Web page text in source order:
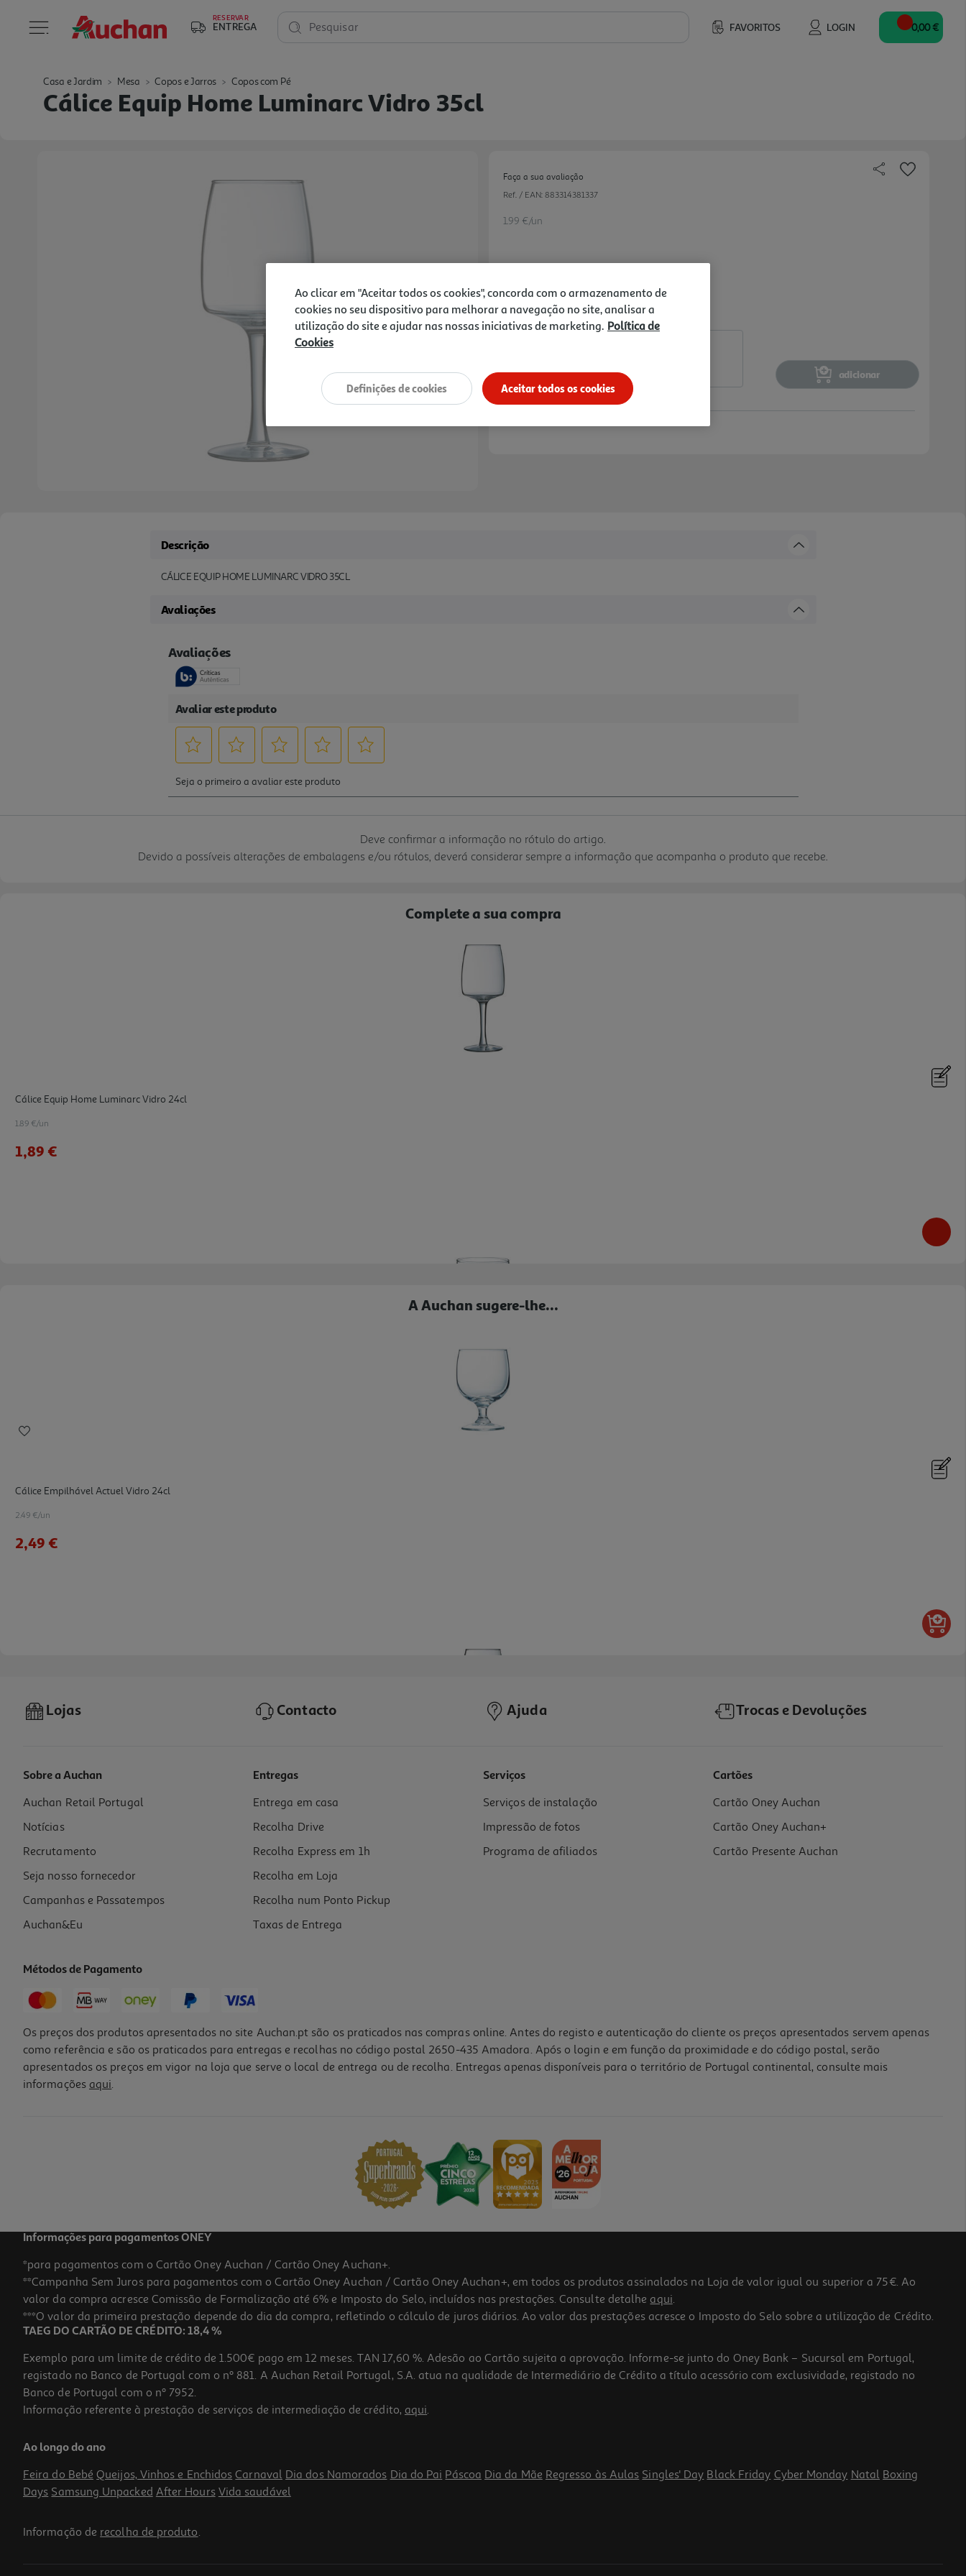
RESERVAR
ENTREGA FAVORITOS LOGIN
Pesquisar 0,00 €
Casa e Jardim Mesa Copos e Jarros Copos com Pé
Cálice Equip Home Luminarc Vidro 35cl
Faça a sua avaliação
Ref. / EAN: 883314381337
1.99 €/un
1,99 €
Notas de preparação
adicionar
Descrição
CÁLICE EQUIP HOME LUMINARC VIDRO 35CL
Avaliações
Deve confirmar a informação no rótulo do artigo.
Devido a possíveis alterações de embalagens e/ou rótulos, deverá considerar sempre a informação que acompanha o produto que recebe.
Complete a sua compra
Cálice Equip Home Luminarc Vidro 24cl
1.89 €/un
1,89 €
1.99 €/un
1,89 €
Flute Equip Home Luminarc Vidro 17cl
1,99 €
A Auchan sugere-lhe...
Cálice Empilhável Actuel Vidro 24cl
2.49 €/un
2,49 €
Cálice Equip Home Luminarc Vidro 24cl
1.89 €/un
1,89 €
1.69 €/un
1,69 €
Lojas Contacto Ajuda Trocas e Devoluções
Sobre a Auchan
Auchan Retail Portugal
Notícias
Recrutamento
Seja nosso fornecedor
Campanhas e Passatempos
Auchan&Eu
Entregas
Entrega em casa
Recolha Drive
Recolha Express em 1h
Recolha em Loja
Recolha num Ponto Pickup
Taxas de Entrega
Serviços
Serviços de instalação
Impressão de fotos
Programa de afiliados
Cartões
Cartão Oney Auchan
Cartão Oney Auchan+
Cartão Presente Auchan
Métodos de Pagamento
Os preços dos produtos apresentados no site Auchan.pt são os praticados nas compras online. Antes do registo e autenticação do cliente os preços apresentados servem apenas
como referência e são os praticados para entregas e recolhas no código postal 2650-435 Amadora. Após o login e em função da proximidade e do código postal, serão
apresentados os preços em vigor na loja que serve o local de entrega ou de recolha. Entregas apenas disponíveis para o território de Portugal continental, consulte mais
informações aqui.
Informações para pagamentos ONEY
*para pagamentos com o Cartão Oney Auchan / Cartão Oney Auchan+.
**Campanha Sem Juros para pagamentos com o Cartão Oney Auchan / Cartão Oney Auchan+, em todos os produtos assinalados na Loja de valor igual ou superior a 75€. Ao
valor da compra acresce Comissão de Formalização até 6% e Imposto do Selo, incluídos nas prestações. Consulte detalhe aqui.
***O valor da primeira prestação depende do dia da compra, refletindo o cálculo de juros diários. Ao valor das prestações acresce o Imposto do Selo sobre a utilização de Crédito.
TAEG DO CARTÃO DE CRÉDITO: 18,4 %
Exemplo para um limite de crédito de 1.500€ pago em 12 meses. TAN 17,60 %. Adesão ao Cartão sujeita a aprovação. Informe-se junto do Oney Bank – Sucursal em Portugal,
registado no Banco de Portugal com o nº 881. A Auchan Retail Portugal, S.A. atua na qualidade de Intermediário de Crédito a título acessório com exclusividade, registado no
Banco de Portugal com o nº 7952.
Informação referente à prestação de serviços de intermediação de crédito, aqui.
Ao longo do ano
Feira do Bebé Queijos, Vinhos e Enchidos Carnaval Dia dos Namorados Dia do Pai Páscoa Dia da Mãe Regresso às Aulas Singles' Day Black Friday Cyber Monday Natal Boxing
Days Samsung Unpacked After Hours Vida saudável
Informação de recolha de produto.
Ao clicar em "Aceitar todos os cookies", concorda com o armazenamento de
cookies no seu dispositivo para melhorar a navegação no site, analisar a
utilização do site e ajudar nas nossas iniciativas de marketing. Política de
Cookies
Aceitar todos os cookies
Definições de cookies